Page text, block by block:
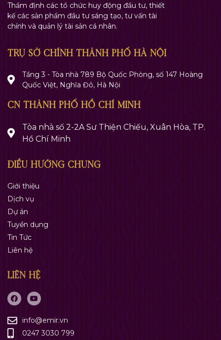
Thẩm định các tổ chức huy động đầu tư, thiết
kế các sản phẩm đầu tư sáng tạo, tư vấn tài
chính và quản lý tài sản cá nhân.
TRỤ SỞ CHÍNH THÀNH PHỐ HÀ NỘI
Tầng 3 - Tòa nhà 789 Bộ Quốc Phòng, số 147 Hoàng
Quốc Việt, Nghĩa Đô, Hà Nội
CN THÀNH PHỐ HỒ CHÍ MINH
Tòa nhà số 2-2A Sư Thiện Chiếu, Xuân Hòa, TP.
Hồ Chí Minh
ĐIỀU HƯỚNG CHUNG
Giới thiệu
Dịch vụ
Dự án
Tuyển dụng
Tin Tức
Liên hệ
LIÊN HỆ
info@emir.vn
0247 3030 799